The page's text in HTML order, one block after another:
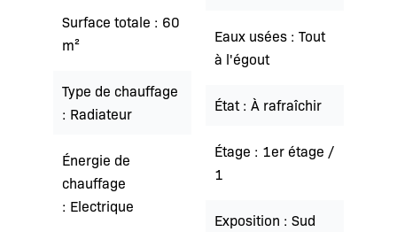
Surface totale
60
m²
Type de chauffage
Radiateur
Énergie de
chauffage
Electrique
Eaux usées
Tout
à l'égout
État À rafraîchir
Étage
1er étage /
1
Exposition Sud